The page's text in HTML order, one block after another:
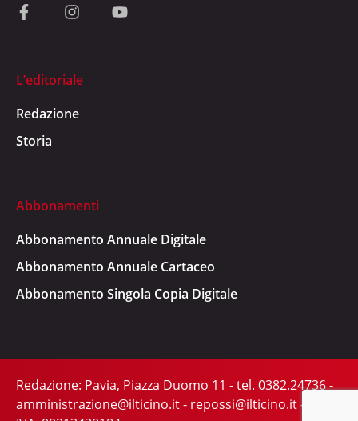
L’editoriale
Redazione
Storia
Abbonamenti
Abbonamento Annuale Digitale
Abbonamento Annuale Cartaceo
Abbonamento Singola Copia Digitale
Redazione: Pavia, Piazza Duomo 11 - tel. 0382.24736 -
amministrazione@ilticino.it - repossi@ilticino.it - P.